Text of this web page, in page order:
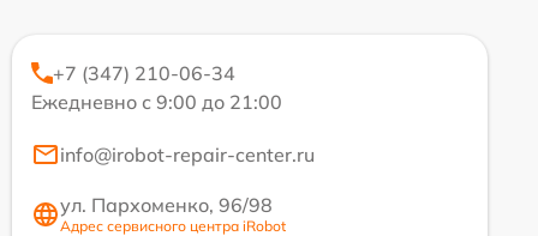
+7 (347) 210-06-34
Ежедневно с 9:00 до 21:00
info@irobot-repair-center.ru
ул. Пархоменко, 96/98
Адрес сервисного центра iRobot